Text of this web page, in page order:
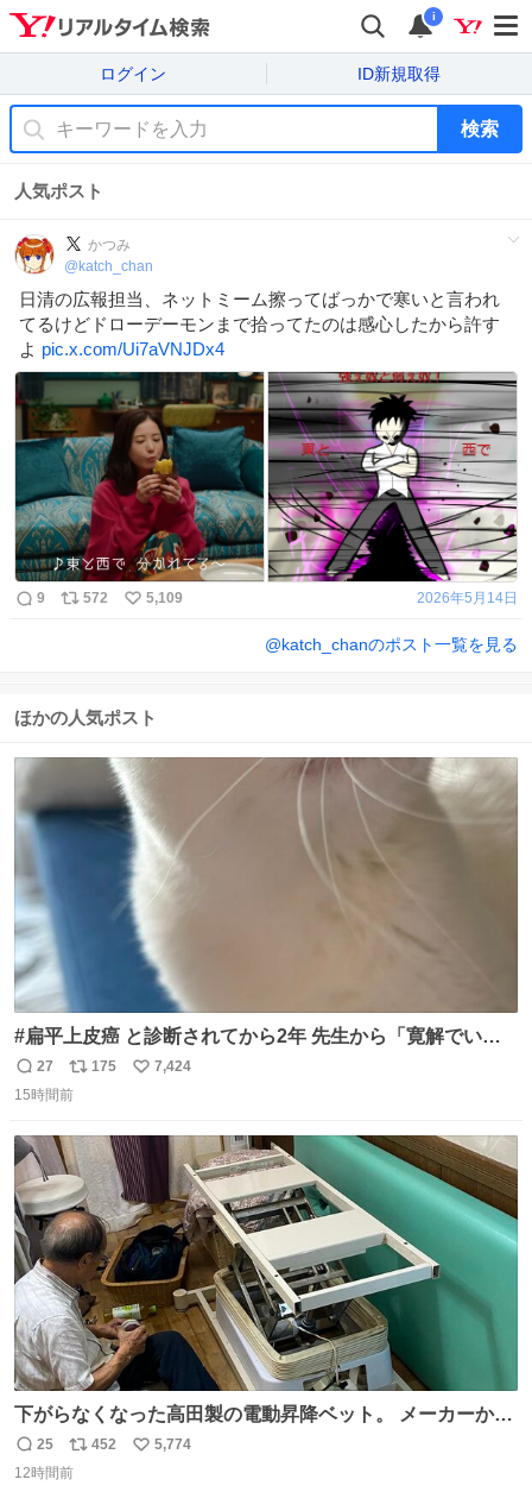
i
ログイン ID新規取得
検索
人気ポスト
かつみ
@ katch_chan
日清の広報担当、ネットミーム擦ってばっかで寒いと言われ
てるけどドローデーモンまで拾ってたのは感心したから許す
よ pic.x.com/Ui7aVNJDx4
9 572 5,109 2026年5月14日
@katch_chanのポスト一覧を見る
ほかの人気ポスト
#扁平上皮癌 と診断されてから2年 先生から「寛解でいい
でしょう！」と言われました。 がんばったね。
返
信
27
リ
ポ
ト
数
175
い
数
7,424
15時間前
下がらなくなった高田製の電動昇降ベット。 メーカーから
は、完全に見放されたんですが、 見事に85歳の父が治しま
した。 うちの父は、トヨタカローラのボディをオート生産
返
信
25
リ
ポ
452
い
5,774
12時間前